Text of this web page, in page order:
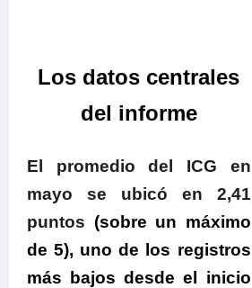
Los datos centrales
del informe
El promedio del ICG en
mayo se ubicó en 2,41
puntos (sobre un máximo
de 5), uno de los registros
más bajos desde el inicio